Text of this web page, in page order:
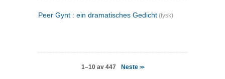
Peer Gynt : ein dramatisches Gedicht (tysk)
1–10 av 447 Neste >>